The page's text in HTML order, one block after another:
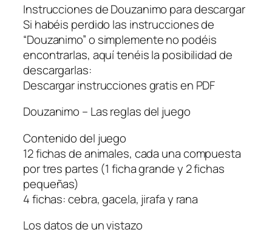
Instrucciones de Douzanimo para descargar
Si habéis perdido las instrucciones de
“Douzanimo” o simplemente no podéis
encontrarlas, aquí tenéis la posibilidad de
descargarlas:
Descargar instrucciones gratis en PDF
Douzanimo – Las reglas del juego
Contenido del juego
12 fichas de animales, cada una compuesta
por tres partes (1 ficha grande y 2 fichas
pequeñas)
4 fichas: cebra, gacela, jirafa y rana
Los datos de un vistazo